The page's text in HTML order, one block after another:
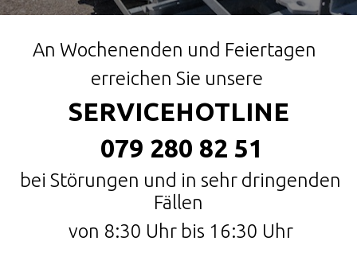
An Wochenenden und Feiertagen
erreichen Sie unsere
SERVICEHOTLINE
079 280 82 51
bei Störungen und in sehr dringenden
Fällen
von 8:30 Uhr bis 16:30 Uhr